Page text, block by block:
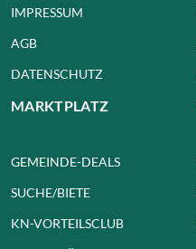
IMPRESSUM
AGB
DATENSCHUTZ
MARKTPLATZ
GEMEINDE-DEALS
SUCHE/BIETE
KN-VORTEILSCLUB